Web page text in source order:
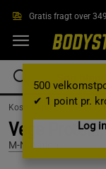
Gratis fragt over
500
✔ 1 point pr.
Log
Kosttilskud /
Vege
M-Nutrition